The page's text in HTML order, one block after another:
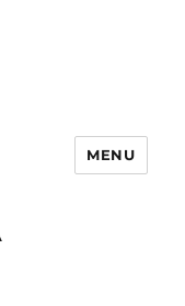
MENU